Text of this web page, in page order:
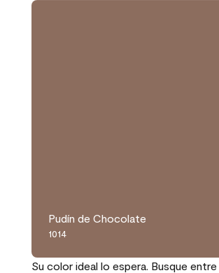
Pudín de Chocolate
1014
Su color ideal lo espera. Busque